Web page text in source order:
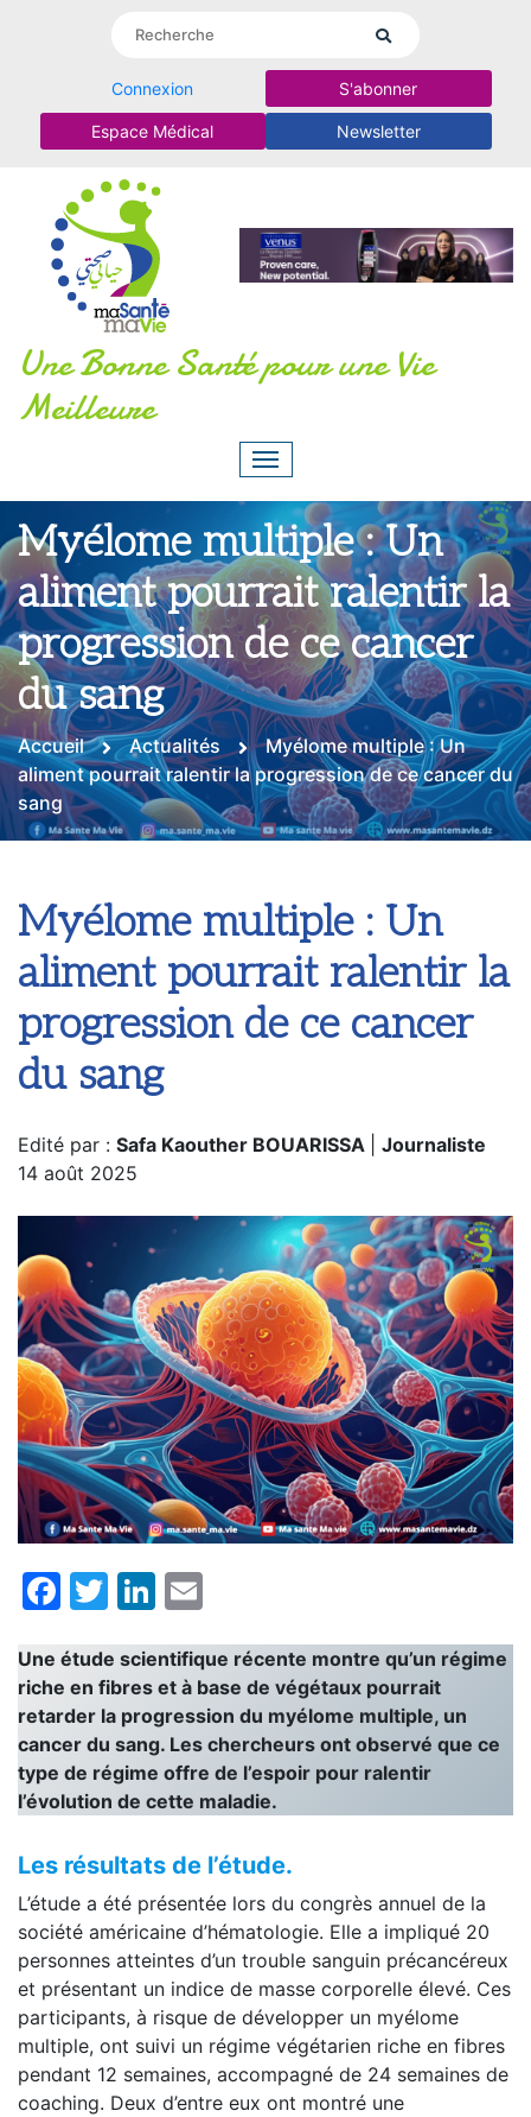
Connexion S'abonner
Espace Médical Newsletter
Une Bonne Santé pour une Vie
Meilleure
Myélome multiple : Un
aliment pourrait ralentir la
progression de ce cancer
du sang
Accueil Actualités
Myélome multiple : Un
aliment pourrait ralentir la progression de ce cancer du
sang
Myélome multiple : Un
aliment pourrait ralentir la
progression de ce cancer
du sang
Edité par : Safa Kaouther BOUARISSA
Journaliste
14 août 2025
Facebook
TwitterLinkedIn
Une étude scientifique récente montre qu’un régime
riche en fibres et à base de végétaux pourrait
retarder la progression du myélome multiple, un
cancer du sang. Les chercheurs ont observé que ce
type de régime offre de l’espoir pour ralentir
l’évolution de cette maladie.
Les résultats de l’étude.
L’étude a été présentée lors du congrès annuel de la
société américaine d’hématologie. Elle a impliqué 20
personnes atteintes d’un trouble sanguin précancéreux
et présentant un indice de masse corporelle élevé. Ces
participants, à risque de développer un myélome
multiple, ont suivi un régime végétarien riche en fibres
pendant 12 semaines, accompagné de 24 semaines de
coaching. Deux d’entre eux ont montré une